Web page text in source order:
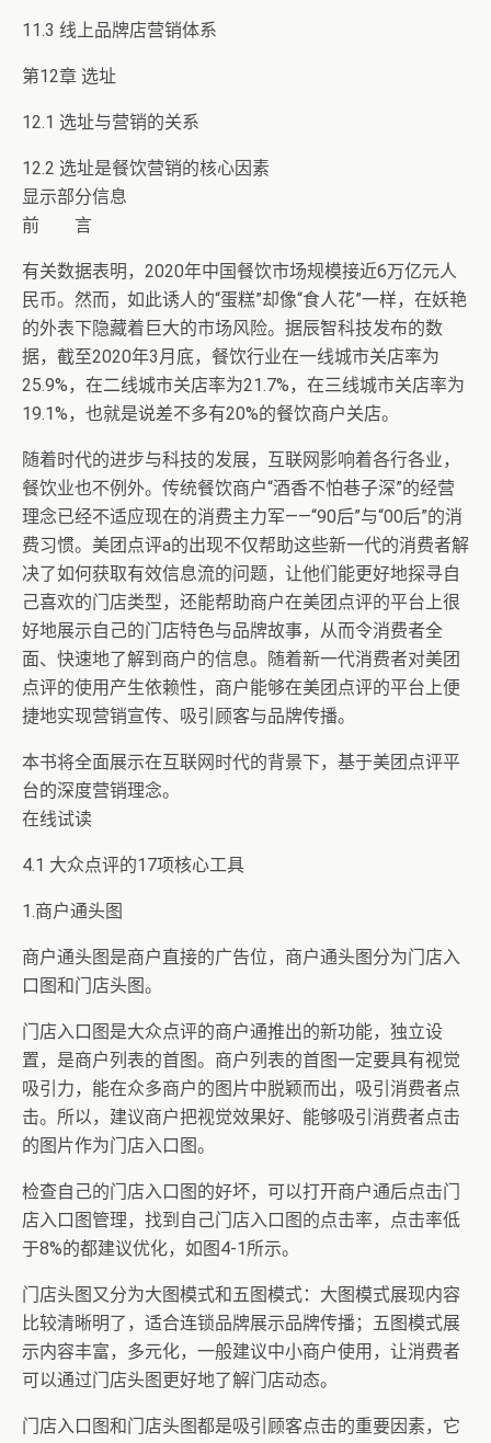
11.3 线上品牌店营销体系
第12章 选址
12.1 选址与营销的关系
12.2 选址是餐饮营销的核心因素
显示部分信息
前 言
有关数据表明，2020年中国餐饮市场规模接近6万亿元人
民币。然而，如此诱人的“蛋糕”却像“食人花”一样，在妖艳
的外表下隐藏着巨大的市场风险。据辰智科技发布的数
据，截至2020年3月底，餐饮行业在一线城市关店率为
25.9%，在二线城市关店率为21.7%，在三线城市关店率为
19.1%，也就是说差不多有20%的餐饮商户关店。
随着时代的进步与科技的发展，互联网影响着各行各业，
餐饮业也不例外。传统餐饮商户“酒香不怕巷子深”的经营
理念已经不适应现在的消费主力军——“90后”与“00后”的消
费习惯。美团点评a的出现不仅帮助这些新一代的消费者解
决了如何获取有效信息流的问题，让他们能更好地探寻自
己喜欢的门店类型，还能帮助商户在美团点评的平台上很
好地展示自己的门店特色与品牌故事，从而令消费者全
面、快速地了解到商户的信息。随着新一代消费者对美团
点评的使用产生依赖性，商户能够在美团点评的平台上便
捷地实现营销宣传、吸引顾客与品牌传播。
本书将全面展示在互联网时代的背景下，基于美团点评平
台的深度营销理念。
在线试读
4.1 大众点评的17项核心工具
1.商户通头图
商户通头图是商户直接的广告位，商户通头图分为门店入
口图和门店头图。
门店入口图是大众点评的商户通推出的新功能，独立设
置，是商户列表的首图。商户列表的首图一定要具有视觉
吸引力，能在众多商户的图片中脱颖而出，吸引消费者点
击。所以，建议商户把视觉效果好、能够吸引消费者点击
的图片作为门店入口图。
检查自己的门店入口图的好坏，可以打开商户通后点击门
店入口图管理，找到自己门店入口图的点击率，点击率低
于8%的都建议优化，如图4-1所示。
门店头图又分为大图模式和五图模式：大图模式展现内容
比较清晰明了，适合连锁品牌展示品牌传播；五图模式展
示内容丰富，多元化，一般建议中小商户使用，让消费者
可以通过门店头图更好地了解门店动态。
门店入口图和门店头图都是吸引顾客点击的重要因素，它